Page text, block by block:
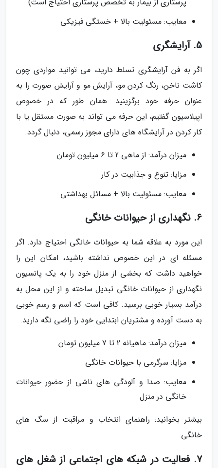
معایب: مسئولیت بالا + خستگی فیزیکی
5. آرایشگری
اگر به فن آرایشگری تسلط دارید، می توانید مواردی چون
کاشت ناخن، رنگ کردن مو، آرایش مو و آرایش صورت را به
عنوان حرفه خود برگزینید. همان طور که در خصوص
اپیلاسیون گفتیم، این حرفه می تواند به صورت مستقل یا با
کار کردن در آرایشگاه های دارای مجوز رسمی، دنبال گردد.
میزان درآمد: از ماهی 2 تا 6 میلیون تومان
مزایا: تنوع و جذابیت در کار
معایب: مسئولیت بالا + مسائل بهداشتی
6. نگهداری از حیوانات خانگی
این مورد به علاقه شما به حیوانات خانگی احتیاج دارد. اگر
مسئله ای در این خصوص نداشته باشید، امکان این را
خواهید داشت که بخشی از منزل خود را به یک پانسیون
نگهداری از حیوانات خانگی تبدیل ساخته و از این محل به
درآمد بسیار خوبی برسید. کافی است که اسم و رسم خوبی
به دست آورده و مشتریان ابتدایی خود را راضی نگه دارید.
میزان درآمد: ماهیانه 2 تا 7 میلیون تومان
مزایا: سرگرمی با حیوانات خانگی
معایب: صدا و آلودگی های ناشی از حضور حیوانات
خانگی در منزل
بیشتر بخوانید: راهنمای انتخاب و مراقبت از سگ های
خانگی
7. فعالیت در شبکه های اجتماعی از شغل های